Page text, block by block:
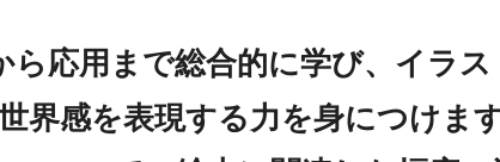
ら応用まで総合的に学び、イラ
界感を表現する力を身につけま